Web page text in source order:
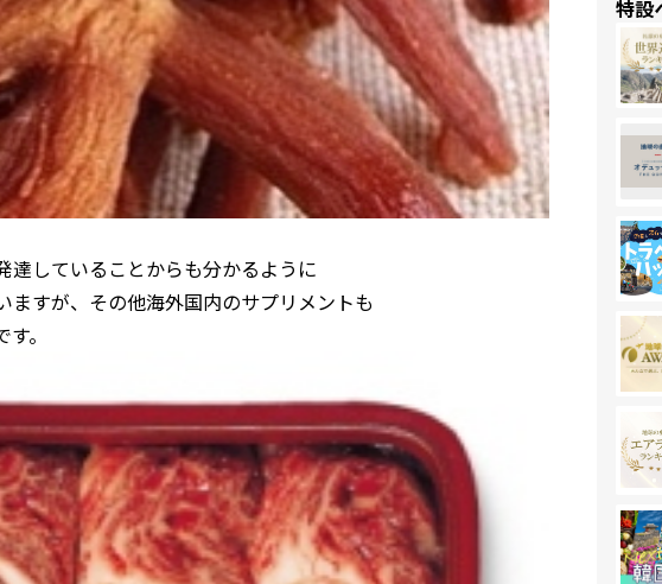
達していることからも分かるように
すが、その他海外国内のサプリメントも
。
特設